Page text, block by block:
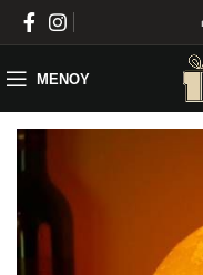
ΜΕΝΟΎ